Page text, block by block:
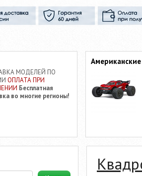
МОДЕЛЕЙ ПО
ОПЛАТА ПРИ
Бесплатная
во многие регионы!